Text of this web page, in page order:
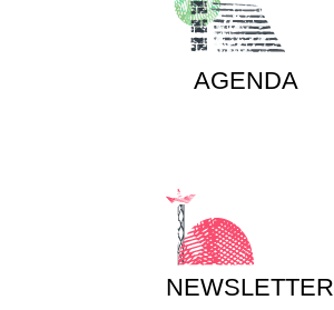
AGENDA
NEWSLETTER